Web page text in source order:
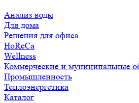
Анализ воды
Для дома
Решения для офиса
HoReCa
Wellness
Коммерческие и муниципальные
Промышленность
Теплоэнергетика
Каталог